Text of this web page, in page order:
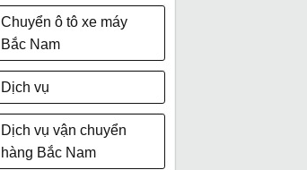
Chuyển ô tô xe máy
Bắc Nam
Dịch vụ
Dịch vụ vận chuyển
hàng Bắc Nam